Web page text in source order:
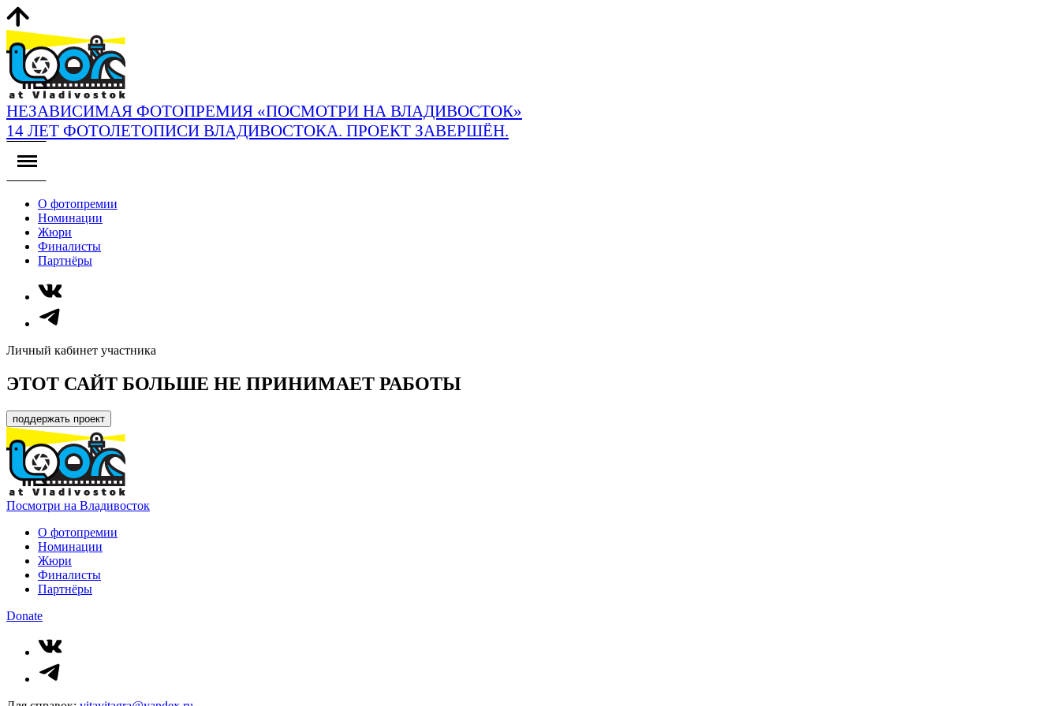
НЕЗАВИСИМАЯ ФОТОПРЕМИЯ «ПОСМОТРИ НА ВЛАДИВОСТОК»
14 ЛЕТ ФОТОЛЕТОПИСИ ВЛАДИВОСТОКА. ПРОЕКТ ЗАВЕРШЁН.
О фотопремии
Номинации
Жюри
Финалисты
Партнёры
Личный кабинет участника
ЭТОТ САЙТ БОЛЬШЕ НЕ ПРИНИМАЕТ РАБОТЫ
поддержать проект
Посмотри на Владивосток
О фотопремии
Номинации
Жюри
Финалисты
Партнёры
Donate